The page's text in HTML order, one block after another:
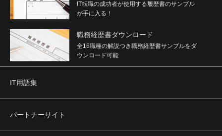
(2) 法的な責任を超えた不当な要求行為
(3) 取引に関して、脅迫的な言動をし、または暴力を用いる
(4) 風説を流布し、偽計を用いまたは威力を用いて当社、他
の利用者、その他第三者の信用を毀損し、または当社、他
の利用者、その他第三者の業務を妨害する行為
(5) その他前各号に準ずる行為
第4条 禁止事項
利用者は、本サービスの利用にあたり、次のいずれの行為
せん。
IT転職の成功者が使用する履歴書のサンプル
が手に入る！
職務経歴書ダウンロード
全16職種の解説つき職務経歴書サンプルをダ
ウンロード可能
IT用語集
パートナーサイト